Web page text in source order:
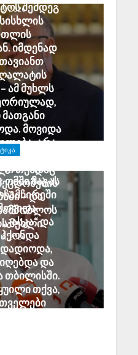
2026შემდეგ
იმდენად
ამ მუხლს
მოვიდა
არა
მაგრამ
თუნდაც
– და
მუხლი
2026
გია
ომში მაგას
და
ჰქონდა
დადიოდა,
და
თბილისში.
თქვა,